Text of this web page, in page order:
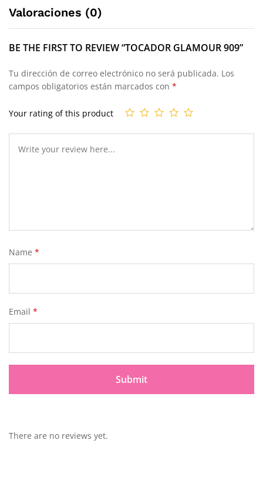
Valoraciones (0)
BE THE FIRST TO REVIEW “TOCADOR GLAMOUR 909”
Tu dirección de correo electrónico no será publicada. Los
campos obligatorios están marcados con *
Your rating of this product
Name *
Email *
There are no reviews yet.